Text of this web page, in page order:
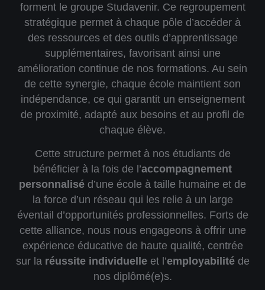
forment le groupe Studavenir. Ce regroupement
stratégique permet à chaque pôle d’accéder à
des ressources et des outils d’apprentissage
supplémentaires, favorisant ainsi une
amélioration continue de nos formations. Au sein
de cette synergie, chaque école maintient son
indépendance, ce qui garantit un enseignement
de proximité, adapté aux besoins et au profil de
chaque élève.
Cette structure permet à nos étudiants de
bénéficier à la fois de l’accompagnement
personnalisé d’une école à taille humaine et de
la force d’un réseau qui les relie à un large
éventail d’opportunités professionnelles. Forts de
cette alliance, nous nous engageons à offrir une
expérience éducative de haute qualité, centrée
sur la réussite individuelle et l’employabilitéde
nos diplômé(e)s.